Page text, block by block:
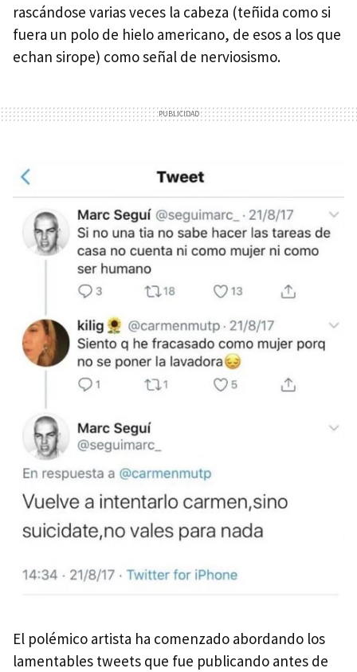
rascándose varias veces la cabeza (teñida como si
fuera un polo de hielo americano, de esos a los que
echan sirope) como señal de nerviosismo.
El polémico artista ha comenzado abordando los
lamentables tweets que fue publicando antes de